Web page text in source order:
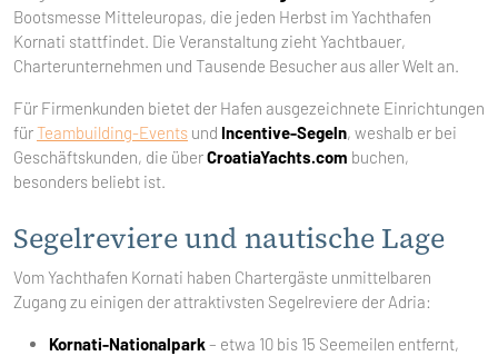
Bootsmesse Mitteleuropas, die jeden Herbst im Yachthafen
Kornati stattfindet. Die Veranstaltung zieht Yachtbauer,
Charterunternehmen und Tausende Besucher aus aller Welt an.
Für Firmenkunden bietet der Hafen ausgezeichnete Einrichtungen
fürTeambuilding-Events und Incentive-Segeln, weshalb er bei
Geschäftskunden, die überCroatiaYachts.com buchen,
besonders beliebt ist.
Segelreviere und nautische Lage
Vom Yachthafen Kornati haben Chartergäste unmittelbaren
Zugang zu einigen der attraktivsten Segelreviere der Adria:
Kornati-Nationalpark– etwa 10 bis 15 Seemeilen entfernt,